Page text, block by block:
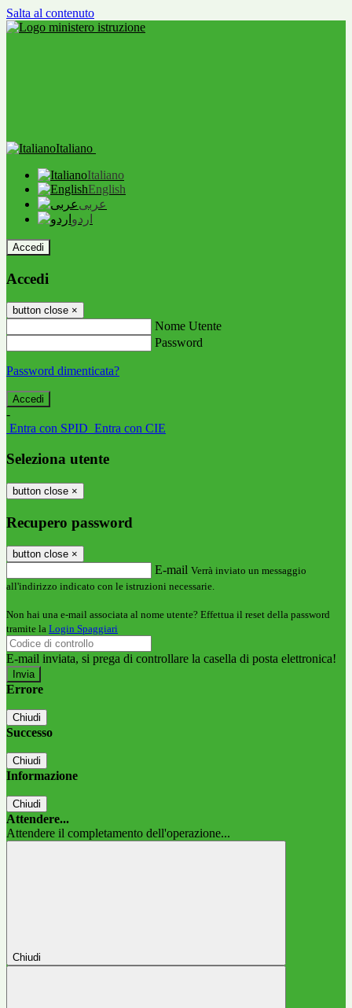
Salta al contenuto
Italiano
Italiano
English
عربى
اردو
Accedi
Accedi
button close ×
Nome Utente
Password
Password dimenticata?
-
Entra con SPID Entra con CIE
Seleziona utente
button close ×
Recupero password
button close ×
E-mail Verrà inviato un messaggio
all'indirizzo indicato con le istruzioni necessarie.
Non hai una e-mail associata al nome utente? Effettua il reset della password
tramite la Login Spaggiari
E-mail inviata, si prega di controllare la casella di posta elettronica!
Errore
Chiudi
Successo
Chiudi
Informazione
Chiudi
Attendere...
Attendere il completamento dell'operazione...
Chiudi